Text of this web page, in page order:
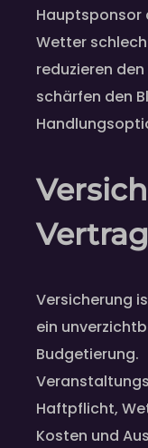
Hauptsponsor
Wetter
reduzieren
schärfen den
Versicherung
ein
Budgetierung.
Haftpflicht,
Kosten und